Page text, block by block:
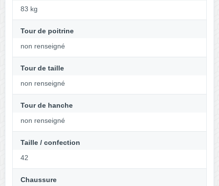
83 kg
Tour de poitrine
non renseigné
Tour de taille
non renseigné
Tour de hanche
non renseigné
Taille / confection
42
Chaussure